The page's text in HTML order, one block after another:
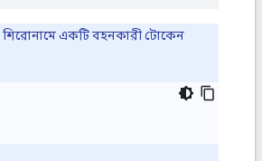
একটি বহনকারী টোকেন